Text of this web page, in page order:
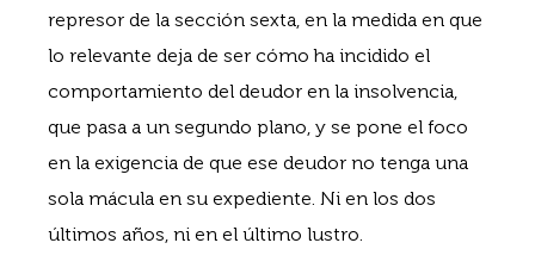
represor de la sección sexta, en la medida en que
lo relevante deja de ser cómo ha incidido el
comportamiento del deudor en la insolvencia,
que pasa a un segundo plano, y se pone el foco
en la exigencia de que ese deudor no tenga una
sola mácula en su expediente. Ni en los dos
últimos años, ni en el último lustro.